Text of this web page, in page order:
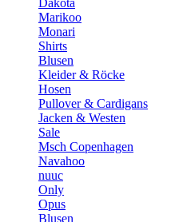
Dakota
Marikoo
Monari
Shirts
Blusen
Kleider & Röcke
Hosen
Pullover & Cardigans
Jacken & Westen
Sale
Msch Copenhagen
Navahoo
nuuc
Only
Opus
Blusen